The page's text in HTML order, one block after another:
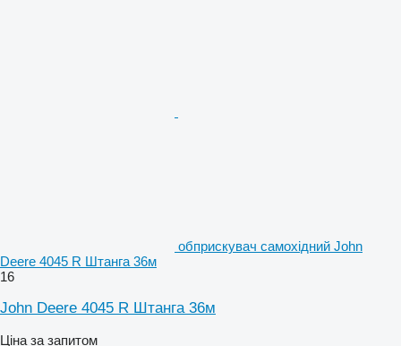
обприскувач самохідний John
Deere 4045 R Штанга 36м
16
John Deere 4045 R Штанга 36м
Ціна за запитом